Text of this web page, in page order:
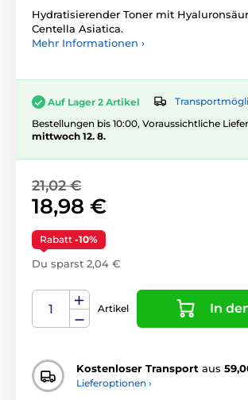
Hydratisierender Toner mit
Centella Asiatica.
Mehr Informationen ›
Auf Lager 2 Artikel
Bestellungen bis 10:00, Voraussichtliche
mittwoch 12. 8.
21,02 €
18,98 €
Rabatt -10%
Du sparst 2,04 €
Artikel In
Kostenloser Transport aus
Lieferoptionen ›